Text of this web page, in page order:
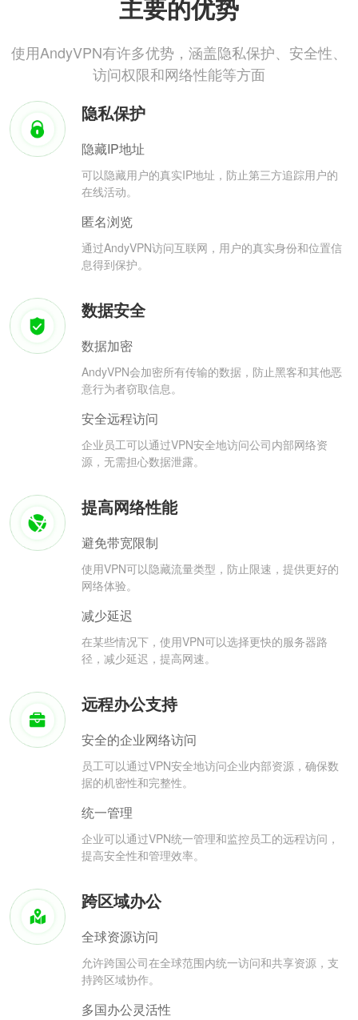
主要的优势
使用AndyVPN有许多优势，涵盖隐私保护、安全性、
访问权限和网络性能等方面
隐私保护
隐藏IP地址
可以隐藏用户的真实IP地址，防止第三方追踪用户的
在线活动。
匿名浏览
通过AndyVPN访问互联网，用户的真实身份和位置信
息得到保护。
数据安全
数据加密
AndyVPN会加密所有传输的数据，防止黑客和其他恶
意行为者窃取信息。
安全远程访问
企业员工可以通过VPN安全地访问公司内部网络资
源，无需担心数据泄露。
提高网络性能
避免带宽限制
使用VPN可以隐藏流量类型，防止限速，提供更好的
网络体验。
减少延迟
在某些情况下，使用VPN可以选择更快的服务器路
径，减少延迟，提高网速。
远程办公支持
安全的企业网络访问
员工可以通过VPN安全地访问企业内部资源，确保数
据的机密性和完整性。
统一管理
企业可以通过VPN统一管理和监控员工的远程访问，
提高安全性和管理效率。
跨区域办公
全球资源访问
允许跨国公司在全球范围内统一访问和共享资源，支
持跨区域协作。
多国办公灵活性